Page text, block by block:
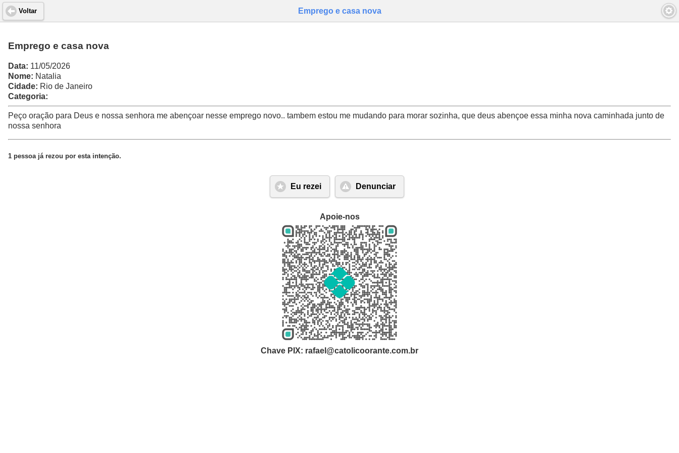
Emprego e casa nova
Voltar
Emprego e casa nova
Data: 11/05/2026
Nome: Natalia
Cidade: Rio de Janeiro
Categoria:
Peço oração para Deus e nossa senhora me abençoar nesse emprego novo.. tambem estou me mudando para morar sozinha, que deus abençoe essa minha nova caminhada junto de
nossa senhora
1 pessoa já rezou por esta intenção.
Eu rezei Denunciar
Apoie-nos
Chave PIX: rafael@catolicoorante.com.br